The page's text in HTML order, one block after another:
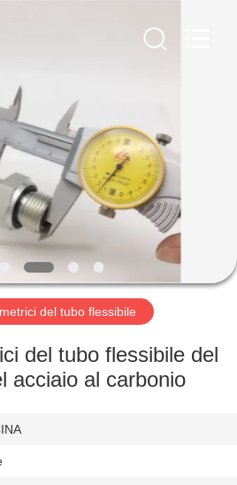
del tubo flessibile
del tubo flessibile del
acciaio al carbonio